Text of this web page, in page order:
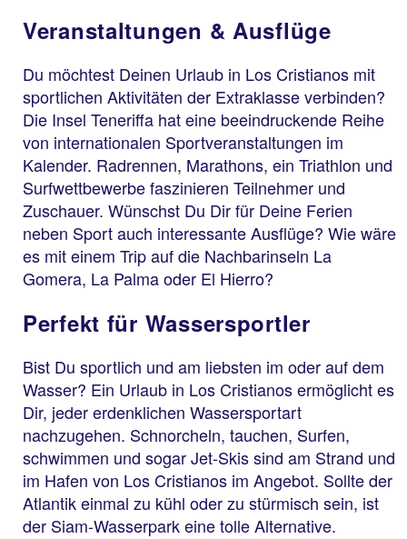
Veranstaltungen & Ausflüge
Du möchtest Deinen Urlaub in Los Cristianos mit
sportlichen Aktivitäten der Extraklasse verbinden?
Die Insel Teneriffa hat eine beeindruckende Reihe
von internationalen Sportveranstaltungen im
Kalender. Radrennen, Marathons, ein Triathlon und
Surfwettbewerbe faszinieren Teilnehmer und
Zuschauer. Wünschst Du Dir für Deine Ferien
neben Sport auch interessante Ausflüge? Wie wäre
es mit einem Trip auf die Nachbarinseln La
Gomera, La Palma oder El Hierro?
Perfekt für Wassersportler
Bist Du sportlich und am liebsten im oder auf dem
Wasser? Ein Urlaub in Los Cristianos ermöglicht es
Dir, jeder erdenklichen Wassersportart
nachzugehen. Schnorcheln, tauchen, Surfen,
schwimmen und sogar Jet-Skis sind am Strand und
im Hafen von Los Cristianos im Angebot. Sollte der
Atlantik einmal zu kühl oder zu stürmisch sein, ist
der Siam-Wasserpark eine tolle Alternative.